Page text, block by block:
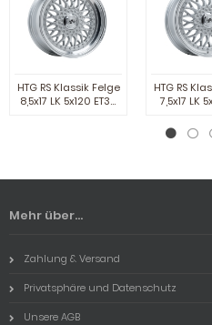
HTG RS Klassik Felge
8,5x17 LK 5x120 ET30
HTG RS
7,5x17 LK
Mehr über...
Zahlung & Versand
Privatsphäre und Datenschutz
Unsere AGB